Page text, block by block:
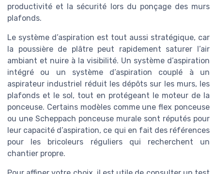
productivité et la sécurité lors du ponçage des murs
plafonds.
Le système d’aspiration est tout aussi stratégique, car
la poussière de plâtre peut rapidement saturer l’air
ambiant et nuire à la visibilité. Un système d’aspiration
intégré ou un système d’aspiration couplé à un
aspirateur industriel réduit les dépôts sur les murs, les
plafonds et le sol, tout en protégeant le moteur de la
ponceuse. Certains modèles comme une flex ponceuse
ou une Scheppach ponceuse murale sont réputés pour
leur capacité d’aspiration, ce qui en fait des références
pour les bricoleurs réguliers qui recherchent un
chantier propre.